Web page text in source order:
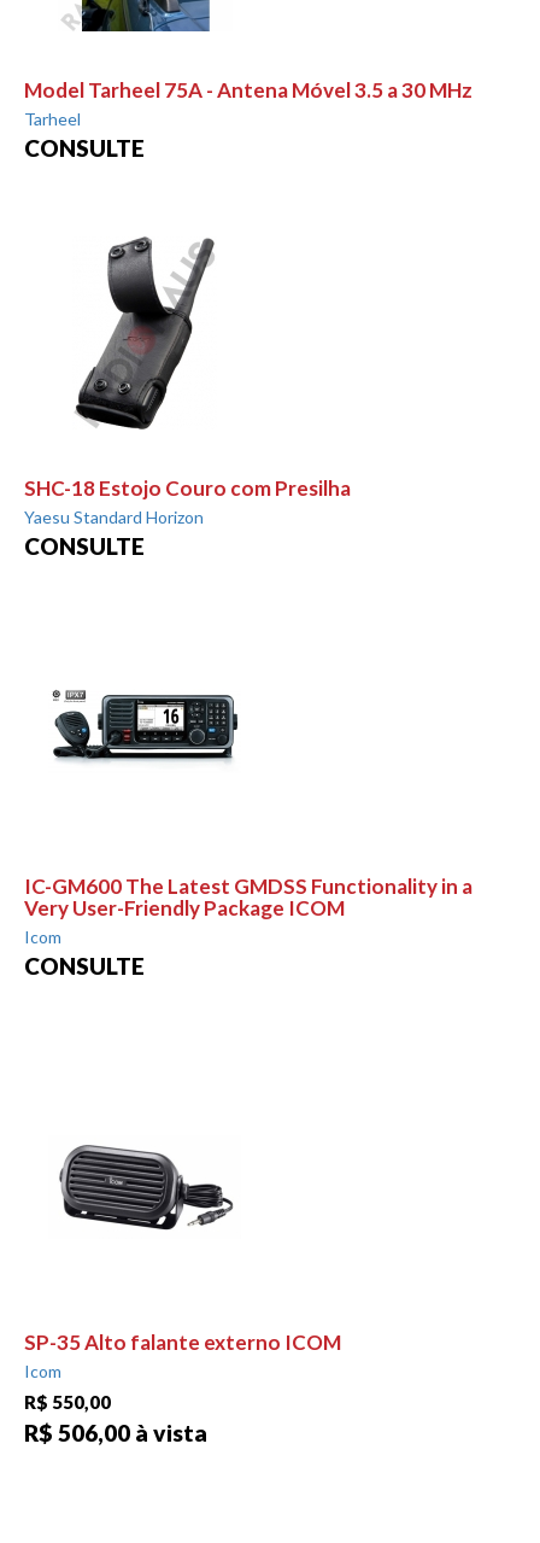
Model Tarheel 75A - Antena Móvel 3.5 a 30 MHz
Tarheel
CONSULTE
SHC-18 Estojo Couro com Presilha
Yaesu Standard Horizon
CONSULTE
IC-GM600 The Latest GMDSS Functionality in a
Very User-Friendly Package ICOM
Icom
CONSULTE
SP-35 Alto falante externo ICOM
Icom
R$ 550,00
R$ 506,00 à vista